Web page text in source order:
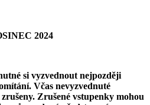
2024
si vyzvednout nejpozději
Včas nevyzvednuté
Zrušené vstupenky mohou